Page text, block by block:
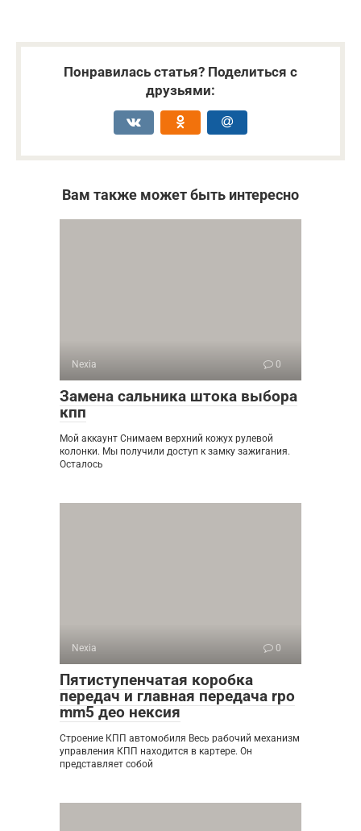
Понравилась статья? Поделиться с
друзьями:
Вам также может быть интересно
Nexia 0
Замена сальника штока выбора
кпп
Мой аккаунт Снимаем верхний кожух рулевой
колонки. Мы получили доступ к замку зажигания.
Осталось
Nexia 0
Пятиступенчатая коробка
передач и главная передача rpo
mm5 део нексия
Строение КПП автомобиля Весь рабочий механизм
управления КПП находится в картере. Он
представляет собой